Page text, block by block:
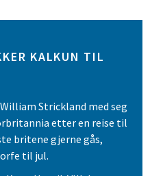
KALKUN TIL
Strickland med seg
etter en reise til
britene gjerne gås,
til jul.